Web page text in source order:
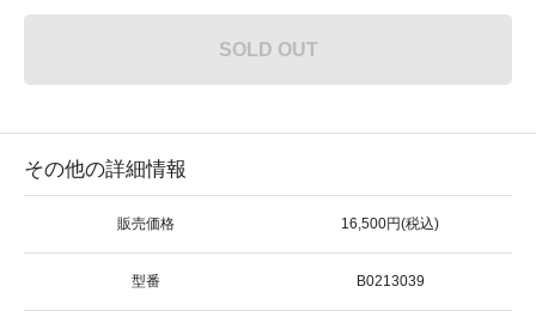
SOLD OUT
その他の詳細情報
販売価格 16,500円(税込)
型番 B0213039